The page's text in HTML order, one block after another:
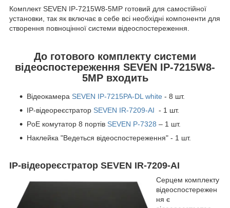
Комплект SEVEN IP-7215W8-5MP готовий для самостійної
установки, так як включає в себе всі необхідні компоненти для
створення повноцінної системи відеоспостереження.
До готового комплекту системи
відеоспостереження SEVEN IP-7215W8-
5MP входить
Відеокамера SEVEN IP-7215PA-DL white - 8 шт.
IP-відеореєстратор SEVEN IR-7209-AI - 1 шт.
PoE комутатор 8 портів SEVEN P-7328 – 1 шт.
Наклейка "Ведеться відеоспостереження" - 1 шт.
IP-відеореєстратор SEVEN IR-7209-AI
Серцем комплекту
відеоспостережен
ня є